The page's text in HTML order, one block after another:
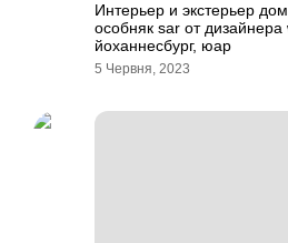
Интерьер и экстерьер
особняк sar от
йоханнесбург, юар
5 Червня, 2023